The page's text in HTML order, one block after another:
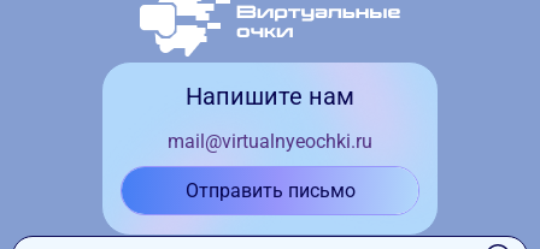
Напишите нам
mail@virtualnyeochki.ru
Отправить письмо